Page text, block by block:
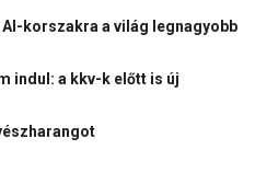
korszakra a világ legnagyobb
indul: a kkv-k előtt is új